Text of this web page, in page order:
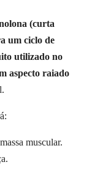
(curta
um ciclo de
utilizado no
aspecto raiado
muscular.